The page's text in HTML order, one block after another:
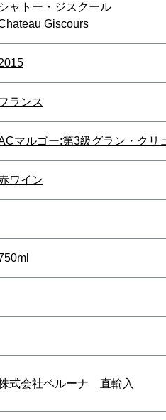
シャトー・ジスクール
Giscours
ランス
マルゴー:第3級グラン・クリ
ワイン
式会社ベルーナ 直輸入